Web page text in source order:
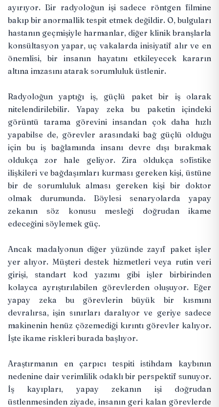
ayırıyor. Bir radyoloğun işi sadece röntgen filmine
bakıp bir anormallik tespit etmek değildir. O, bulguları
hastanın geçmişiyle harmanlar, diğer klinik branşlarla
konsültasyon yapar, uç vakalarda inisiyatif alır ve en
önemlisi, bir insanın hayatını etkileyecek kararın
altına imzasını atarak sorumluluk üstlenir.
Radyoloğun yaptığı iş, güçlü paket bir iş olarak
nitelendirilebilir. Yapay zeka bu paketin içindeki
görüntü tarama görevini insandan çok daha hızlı
yapabilse de, görevler arasındaki bağ güçlü olduğu
için bu iş bağlamında insanı devre dışı bırakmak
oldukça zor hale geliyor. Zira oldukça sofistike
ilişkileri ve bağdaşımları kurması gereken kişi, üstüne
bir de sorumluluk alması gereken kişi bir doktor
olmak durumunda. Böylesi senaryolarda yapay
zekanın söz konusu mesleği doğrudan ikame
edeceğini söylemek güç.
Ancak madalyonun diğer yüzünde zayıf paket işler
yer alıyor. Müşteri destek hizmetleri veya rutin veri
girişi, standart kod yazımı gibi işler birbirinden
kolayca ayrıştırılabilen görevlerden oluşuyor. Eğer
yapay zeka bu görevlerin büyük bir kısmını
devralırsa, işin sınırları daralıyor ve geriye sadece
makinenin henüz çözemediği kırıntı görevler kalıyor.
İşte ikame riskleri burada başlıyor.
Araştırmanın en çarpıcı tespiti istihdam kaybının
nedenine dair verimlilik odaklı bir perspektif sunuyor.
İş kayıpları, yapay zekanın işi doğrudan
üstlenmesinden ziyade, insanın geri kalan görevlerde